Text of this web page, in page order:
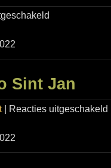
Sint Jan
| Reacties uitgeschakeld